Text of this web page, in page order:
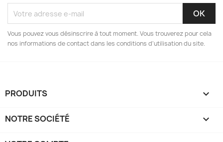
Vous pouvez vous désinscrire à tout moment. Vous trouverez pour cela
nos informations de contact dans les conditions d'utilisation du site.
PRODUITS 
NOTRE SOCIÉTÉ 